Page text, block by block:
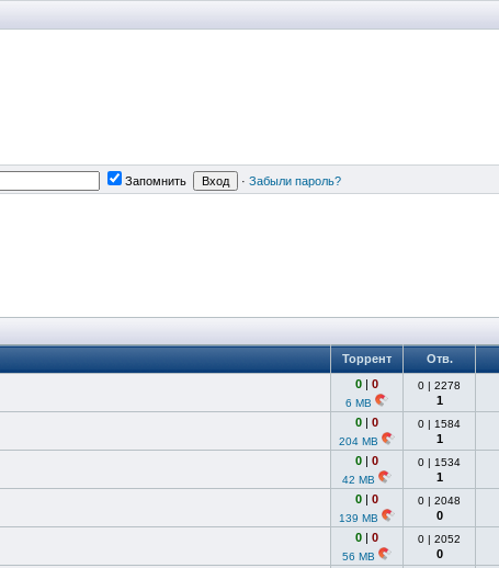
Запомнить · Забыли пароль?
Торрент Отв.
0 | 0
6 MB
0 | 2278
1
0 | 0
204 MB
0 | 1584
1
0 | 0
42 MB
0 | 1534
1
0 | 0
139 MB
0 | 2048
0
0 | 0
56 MB
0 | 2052
0